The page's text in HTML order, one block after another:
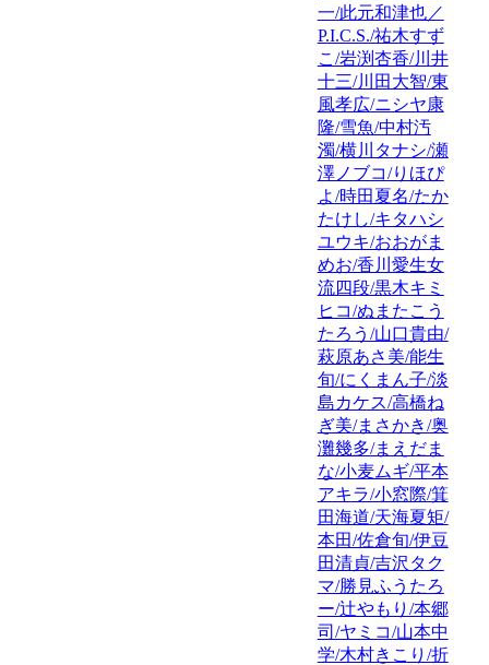
一/此元和津也／
P.I.C.S./祐木すず
こ/岩渕杏香/川井
十三/川田大智/東
風孝広/ニシヤ康
隆/雪魚/中村汚
濁/横川タナシ/瀬
澤ノブコ/りほぴ
よ/時田夏名/たか
たけし/キタハシ
ユウキ/おおがま
めお/香川愛生女
流四段/黒木キミ
ヒコ/ぬまたこう
たろう/山口貴由/
萩原あさ美/能生
旬/にくまん子/淡
島カケス/高橋ね
ぎ美/まさかき/奥
灘幾多/まえだま
な/小麦ムギ/平本
アキラ/小窓際/箕
田海道/天海夏矩/
本田/佐倉旬/伊豆
田清貞/吉沢タク
マ/勝見ふうたろ
ー/辻やもり/本郷
司/ヤミコ/山本中
学/木村きこり/折